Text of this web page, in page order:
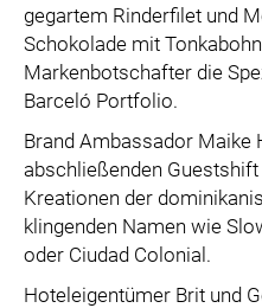
gegartem Rinderfilet und
Schokolade mit
Markenbotschafter die
Barceló Portfolio.
Brand Ambassador Maike
abschließenden
Kreationen der
klingenden Namen wie
oder Ciudad Colonial.
Hoteleigentümer Brit und